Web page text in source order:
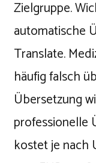
Zielgruppe.
automatische
Translate.
häufig falsch
Übersetzung
professionelle
kostet je nach